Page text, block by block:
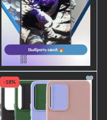
-18%